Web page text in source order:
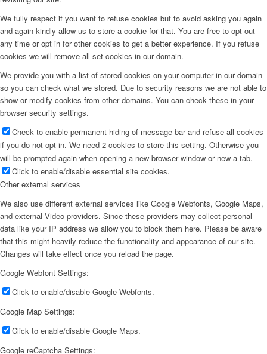
We fully respect if you want to refuse cookies but to avoid asking you again
and again kindly allow us to store a cookie for that. You are free to opt out
any time or opt in for other cookies to get a better experience. If you refuse
cookies we will remove all set cookies in our domain.
We provide you with a list of stored cookies on your computer in our domain
so you can check what we stored. Due to security reasons we are not able to
show or modify cookies from other domains. You can check these in your
browser security settings.
Check to enable permanent hiding of message bar and refuse all cookies
if you do not opt in. We need 2 cookies to store this setting. Otherwise you
will be prompted again when opening a new browser window or new a tab.
Click to enable/disable essential site cookies.
Other external services
We also use different external services like Google Webfonts, Google Maps,
and external Video providers. Since these providers may collect personal
data like your IP address we allow you to block them here. Please be aware
that this might heavily reduce the functionality and appearance of our site.
Changes will take effect once you reload the page.
Google Webfont Settings:
Click to enable/disable Google Webfonts.
Google Map Settings:
Click to enable/disable Google Maps.
Google reCaptcha Settings: